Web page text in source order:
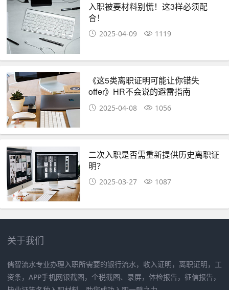
入职被要材料别慌！这3样必须配
合！
2025-04-09 1119
《这5类离职证明可能让你错失
offer》HR不会说的避雷指南
2025-04-08 1056
二次入职是否需重新提供历史离职证
明？
2025-03-27 1087
关于我们
儒智流水专业办理入职所需要的银行流水，收入证明，离职证明，工
资条，APP手机网银截图，个税截图、录屏，体检报告，征信报告，